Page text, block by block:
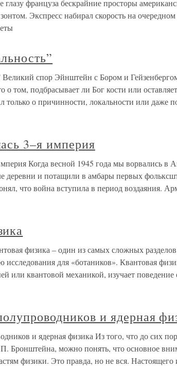
француза бескрайние просторы
Экспресс набирал скорость на
Великий спор Эйнштейн с Бором и
о том, подбрасывает ли Бог кости или
о причинности, локальности или даже
3–я империя
Когда весной 1945 года мы ворвались в
деревни и потащили в амбары первых
что война вступила в период воздаяния.
физика – один из самых сложных
исследования для «ботаников». Квантовая
или квантовой механикой, изучает
и ядерная
и ядерная физика Из того, что до сих
Бронштейна, можно понять, что основное
физики. Это правда, но не вся. Настоящего